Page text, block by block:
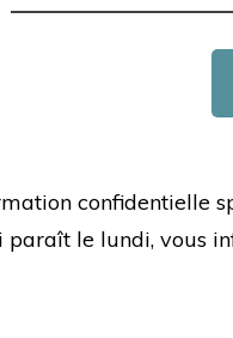
confidentielle
paraît le lundi, vous